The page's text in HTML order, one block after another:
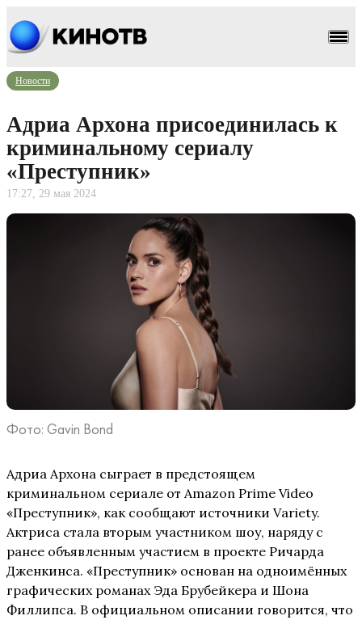
Новости
Адриа Архона присоединилась к
криминальному сериалу
«Преступник»
17:27, 29 мая 2024
Фото: Gavin Bond
Адриа Архона сыграет в предстоящем
криминальном сериале от Amazon Prime Video
«Преступник», как сообщают источники Variety.
Актриса стала вторым участником шоу, наряду с
ранее объявленным участием в проекте Ричарда
Дженкинса. «Преступник» основан на одноимённых
графических романах Эда Брубейкера и Шона
Филлипса. В официальном описании говорится, что